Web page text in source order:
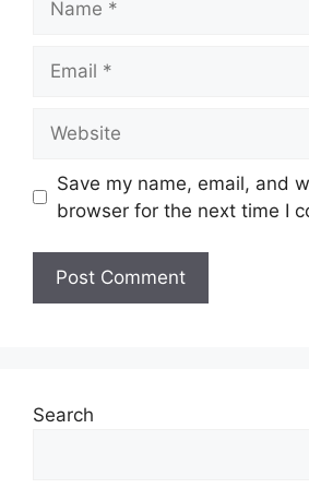
Save my name, email, and
browser for the next time I
Search